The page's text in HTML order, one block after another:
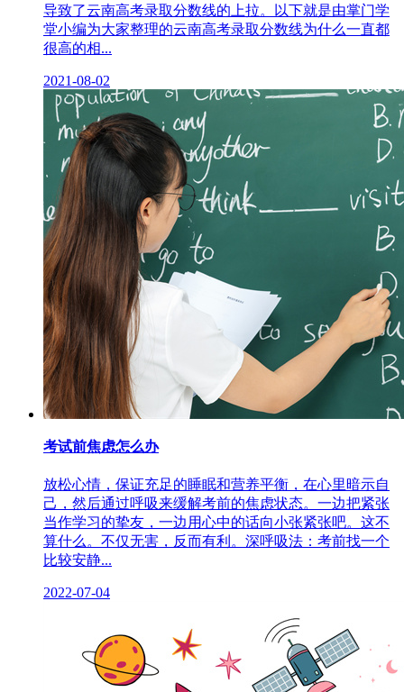
导致了云南高考录取分数线的上拉。以下就是由掌门学
堂小编为大家整理的云南高考录取分数线为什么一直都
很高的相...
2021-08-02
考试前焦虑怎么办
放松心情，保证充足的睡眠和营养平衡，在心里暗示自
己，然后通过呼吸来缓解考前的焦虑状态。一边把紧张
当作学习的挚友，一边用心中的话向小张紧张吧。这不
算什么。不仅无害，反而有利。深呼吸法：考前找一个
比较安静...
2022-07-04